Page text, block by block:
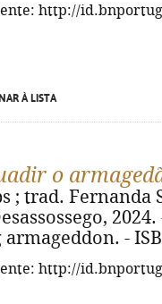
http://
À LISTA
o
; trad. Fernanda
-
http://